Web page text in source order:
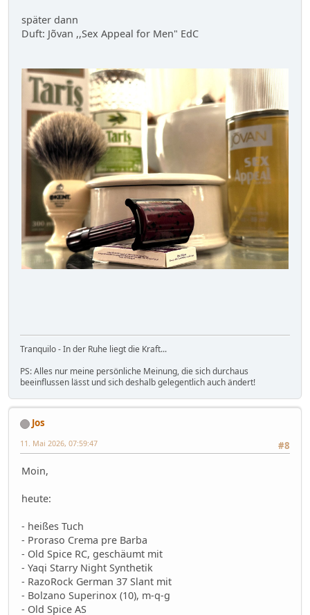
später dann
Duft: Jõvan ,,Sex Appeal for Men" EdC
Tranquilo - In der Ruhe liegt die Kraft...
PS: Alles nur meine persönliche Meinung, die sich durchaus
beeinflussen lässt und sich deshalb gelegentlich auch ändert!
Jos
#8
11. Mai 2026, 07:59:47
Moin,
heute:
- heißes Tuch
- Proraso Crema pre Barba
- Old Spice RC, geschäumt mit
- Yaqi Starry Night Synthetik
- RazoRock German 37 Slant mit
- Bolzano Superinox (10), m-q-g
- Old Spice AS